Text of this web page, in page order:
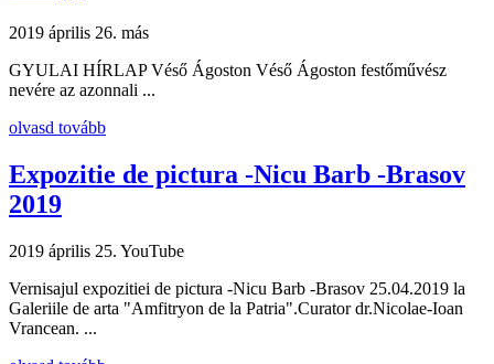
2019 április 26. más
GYULAI HÍRLAP Véső Ágoston Véső Ágoston festőművész
nevére az azonnali ...
olvasd tovább
Expozitie de pictura -Nicu Barb -Brasov
2019
2019 április 25. YouTube
Vernisajul expozitiei de pictura -Nicu Barb -Brasov 25.04.2019 la
Galeriile de arta "Amfitryon de la Patria".Curator dr.Nicolae-Ioan
Vrancean. ...